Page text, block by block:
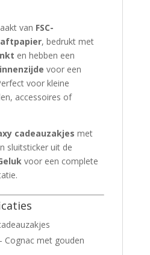
van FSC-
, bedrukt met
en hebben een
voor een
voor kleine
accessoires of
cadeauzakjes met
sluitsticker uit de
voor een complete
Cognac met gouden